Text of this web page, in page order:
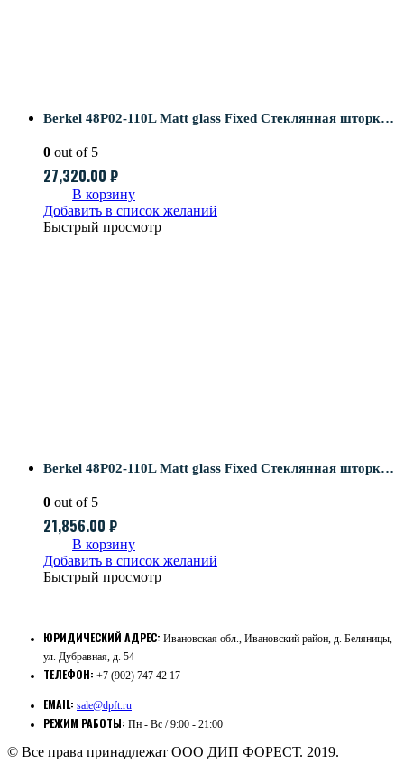
Berkel 48P02-110L Matt glass Fixed Стеклянная шторка на ванну
0 out of 5
27,320.00 ₽
В корзину
Добавить в список желаний
Быстрый просмотр
Berkel 48P02-110L Matt glass Fixed Стеклянная шторка на ванну
0 out of 5
21,856.00 ₽
В корзину
Добавить в список желаний
Быстрый просмотр
ЮРИДИЧЕСКИЙ АДРЕС: Ивановская обл., Ивановский район, д. Беляницы,
ул. Дубравная, д. 54
ТЕЛЕФОН: +7 (902) 747 42 17
EMAIL: sale@dpft.ru
РЕЖИМ РАБОТЫ: Пн - Вс / 9:00 - 21:00
© Все права принадлежат ООО ДИП ФОРЕСТ. 2019.